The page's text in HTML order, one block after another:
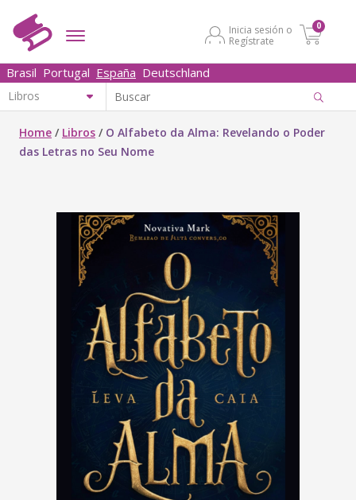
Inicia sesión o
Regístrate
0
Brasil Portugal España Deutschland
Home / Libros / O Alfabeto da Alma: Revelando o Poder
das Letras no Seu Nome